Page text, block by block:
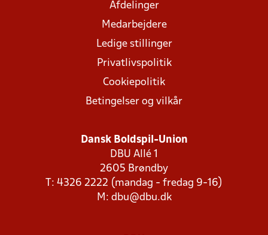
Afdelinger
Medarbejdere
Ledige stillinger
Privatlivspolitik
Cookiepolitik
Betingelser og vilkår
Dansk Boldspil-Union
DBU Allé 1
2605 Brøndby
T: 4326 2222 (mandag - fredag 9-16)
M: dbu@dbu.dk